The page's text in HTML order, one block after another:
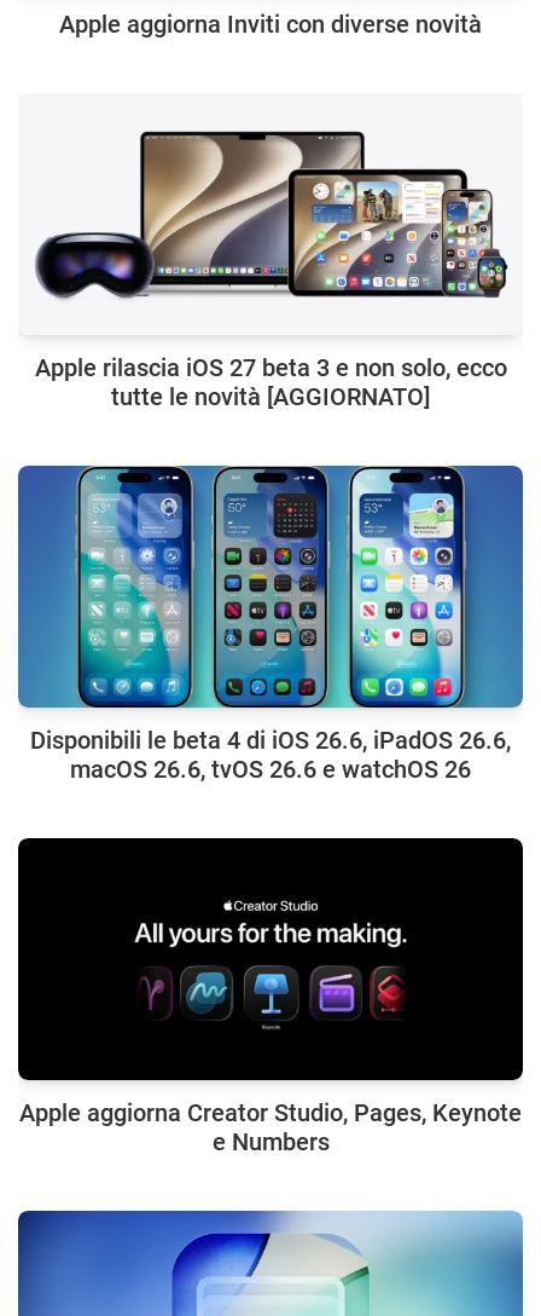
Apple aggiorna Inviti con diverse novità
Apple rilascia iOS 27 beta 3 e non solo, ecco
tutte le novità [AGGIORNATO]
Disponibili le beta 4 di iOS 26.6, iPadOS 26.6,
macOS 26.6, tvOS 26.6 e watchOS 26
Apple aggiorna Creator Studio, Pages, Keynote
e Numbers